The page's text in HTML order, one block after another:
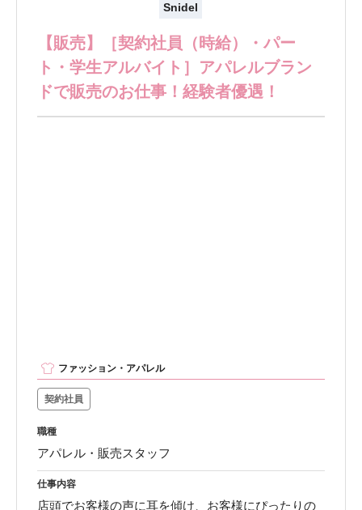
Snidel
【販売】［契約社員（時給）・パー
ト・学生アルバイト］アパレルブラン
ドで販売のお仕事！経験者優遇！
ファッション・アパレル
契約社員
職種
アパレル・販売スタッフ
仕事内容
店頭でお客様の声に耳を傾け、お客様にぴったりの